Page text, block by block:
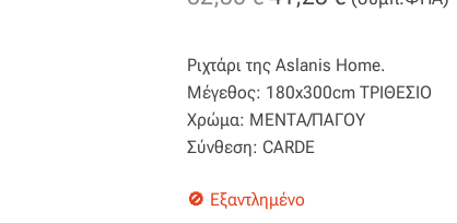
was:
82,50 €.
τιμή
είναι:
Ριχτάρι της Aslanis Home.
Μέγεθος: 180x300cm ΤΡΙΘΕΣΙΟ
Χρώμα: ΜΕΝΤΑ/ΠΑΓΟΥ
Σύνθεση: CARDE
Εξαντλημένο